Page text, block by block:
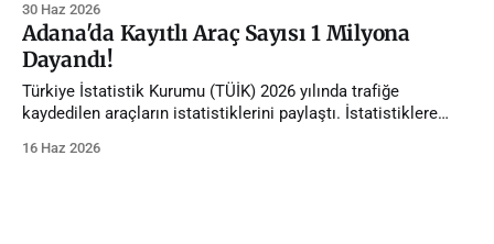
30 Haz 2026
Adana'da Kayıtlı Araç Sayısı 1 Milyona
Dayandı!
Türkiye İstatistik Kurumu (TÜİK) 2026 yılında trafiğe
kaydedilen araçların istatistiklerini paylaştı. İstatistiklere
16 Haz 2026